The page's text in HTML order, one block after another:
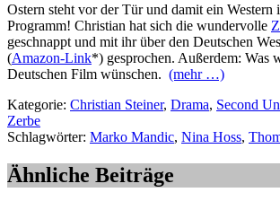
Ostern steht vor der Tür und damit ein Western
Programm! Christian hat sich die wundervolle
geschnappt und mit ihr über den Deutschen
(Amazon-Link*) gesprochen. Außerdem: Was
Deutschen Film wünschen. (mehr …)
Kategorie: Christian Steiner, Drama, Second
Zerbe
Schlagwörter: Marko Mandic, Nina Hoss,
Ähnliche Beiträge